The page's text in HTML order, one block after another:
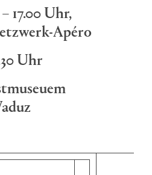
Uhr,
Apéro
Uhr